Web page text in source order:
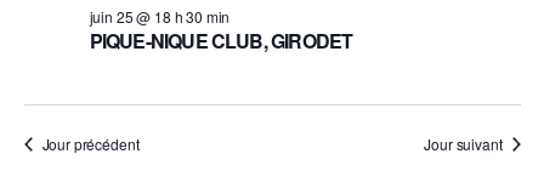
JUIN
2026
VUES
PIQUE-NIQUE CLUB, GIRODET
juin 25 @ 18 h 30 min
Jour précédent Jour suivant